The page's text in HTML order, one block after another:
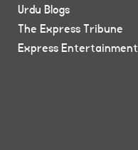
Urdu Blogs
The Express Tribune
Express Entertainment